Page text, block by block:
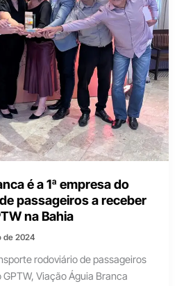
é a 1ª empresa do
passageiros a receber
na Bahia
de 2024
rodoviário de passageiros
Viação Águia Branca